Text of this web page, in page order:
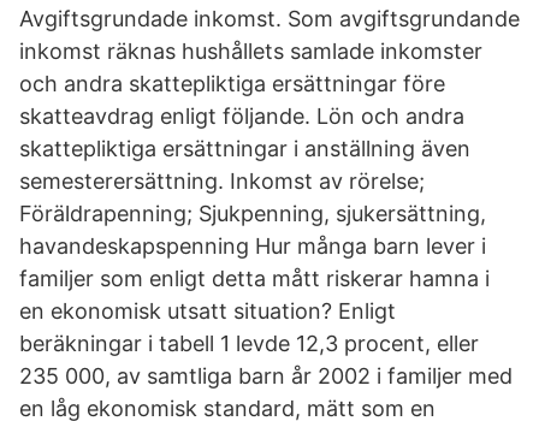
Avgiftsgrundade inkomst. Som avgiftsgrundande
inkomst räknas hushållets samlade inkomster
och andra skattepliktiga ersättningar före
skatteavdrag enligt följande. Lön och andra
skattepliktiga ersättningar i anställning även
semesterersättning. Inkomst av rörelse;
Föräldrapenning; Sjukpenning, sjukersättning,
havandeskapspenning Hur många barn lever i
familjer som enligt detta mått riskerar hamna i
en ekonomisk utsatt situation? Enligt
beräkningar i tabell 1 levde 12,3 procent, eller
235 000, av samtliga barn år 2002 i familjer med
en låg ekonomisk standard, mätt som en